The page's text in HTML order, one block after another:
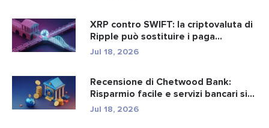
XRP contro SWIFT: la criptovaluta di
Ripple può sostituire i paga...
Jul 18, 2026
Recensione di Chetwood Bank:
Risparmio facile e servizi bancari si...
Jul 18, 2026